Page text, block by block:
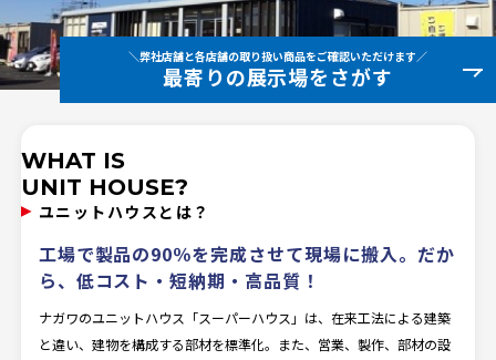
＼弊社店舗と各店舗の取り扱い商品をご確認いただけます／
最寄りの展示場をさがす
WHAT IS
UNIT HOUSE?
ユニットハウスとは？
工場で製品の90％を完成させて現場に搬入。 だか
ら、低コスト・短納期・高品質！
ナガワのユニットハウス「スーパーハウス」は、在来工法による建築
と違い、建物を構成する部材を標準化。また、営業、製作、部材の設